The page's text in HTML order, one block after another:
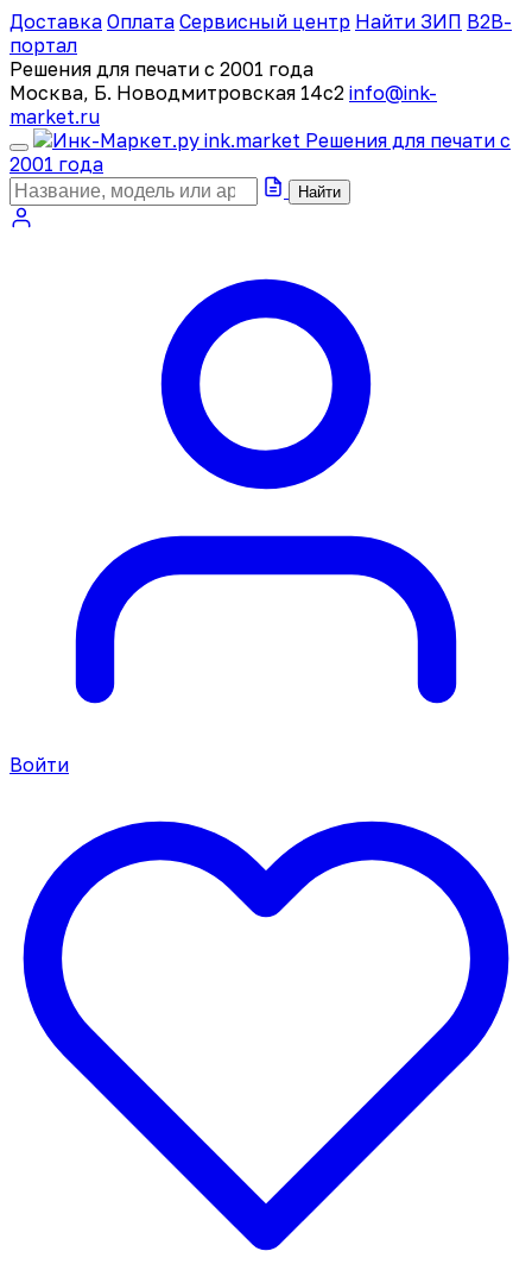
Доставка Оплата Сервисный центр Найти ЗИП B2B-
портал
Решения для печати с 2001 года
Москва, Б. Новодмитровская 14с2 info@ink-
market.ru
ink.market Решения для печати с
2001 года
Найти
Войти